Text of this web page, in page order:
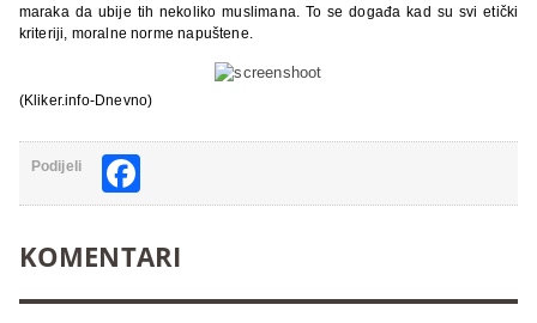
maraka da ubije tih nekoliko muslimana. To se događa kad su svi etički
kriteriji, moralne norme napuštene.
(Kliker.info-Dnevno)
Podijeli
KOMENTARI